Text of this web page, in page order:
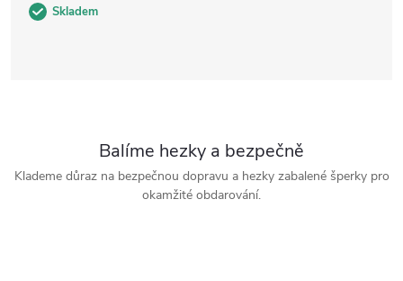
Skladem
Balíme hezky a bezpečně
Klademe důraz na bezpečnou dopravu a hezky zabalené šperky pro
okamžité obdarování.